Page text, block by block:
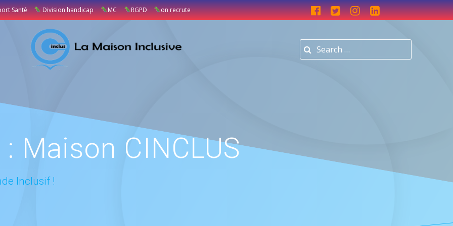
Santé Division handicap MC RGPD on recrute
Maison CINCLUS
Inclusif !